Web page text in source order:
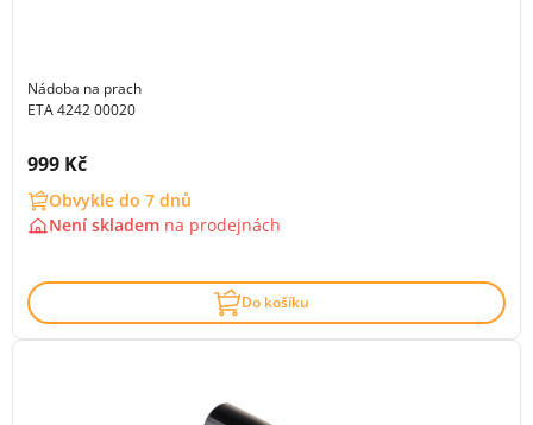
Nádoba na prach
ETA 4242 00020
Cena s DPH:
999 Kč
Obvykle do 7 dnů
Není skladem na prodejnách
Do košíku